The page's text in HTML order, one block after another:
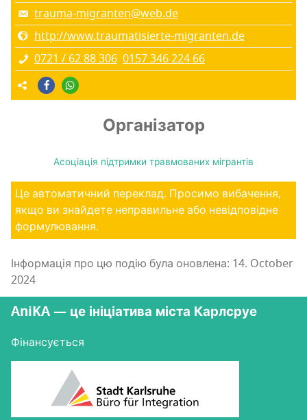
trauma-migranten@web.de
http://www.traumatisierte-migranten.de
0721 / 62 88 306 0157 346 224 66
Організатор
Асоціація підтримки травмованих мігрантів
Це автоматичний переклад. Просимо вибачення,
якщо ви знайдете неправильне або невідповідне
формулювання.
Інформація про цю подію була оновлена: 14. October
2024
AniKA — це ініціатива міста Карлсруе
Фінансується